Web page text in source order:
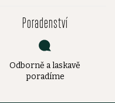
Poradenství
Odborně a laskavě
poradíme